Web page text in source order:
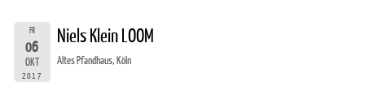
FR
06
OKT
2017
Niels Klein LOOM
Altes Pfandhaus, Köln